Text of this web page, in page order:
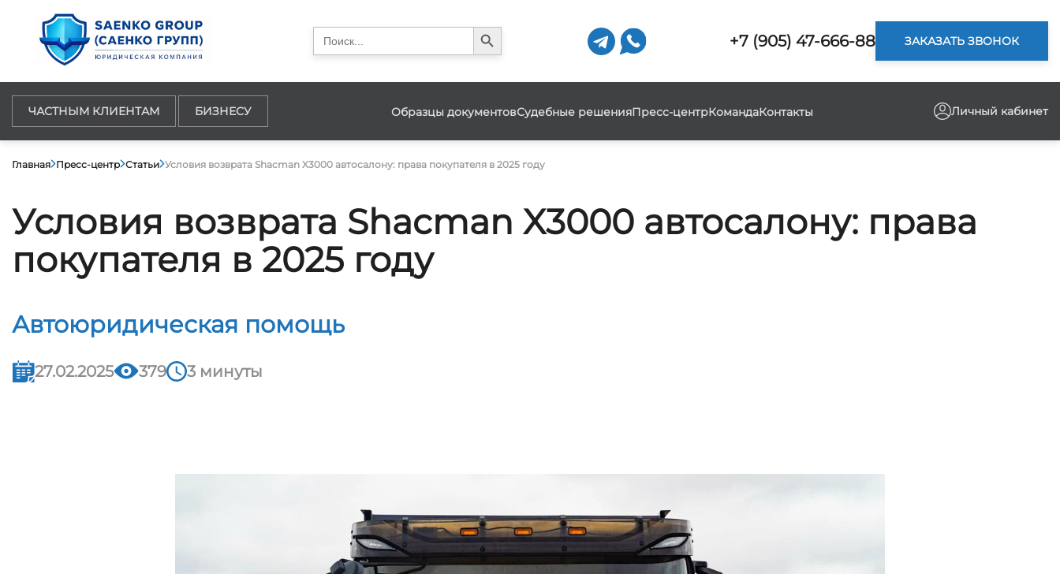
Search
for:
Search Button
+7 (905) 47-666-88 ЗАКАЗАТЬ ЗВОНОК
ЧАСТНЫМ КЛИЕНТАМ БИЗНЕСУ Образцы документовСудебные решенияПресс-центрКомандаКонтакты Личный кабинет
Главная Пресс-центр Статьи Условия возврата Shacman X3000 автосалону: права покупателя в 2025 году
Условия возврата Shacman X3000 автосалону: права
покупателя в 2025 году
Автоюридическая помощь
27.02.2025 379 3 минуты